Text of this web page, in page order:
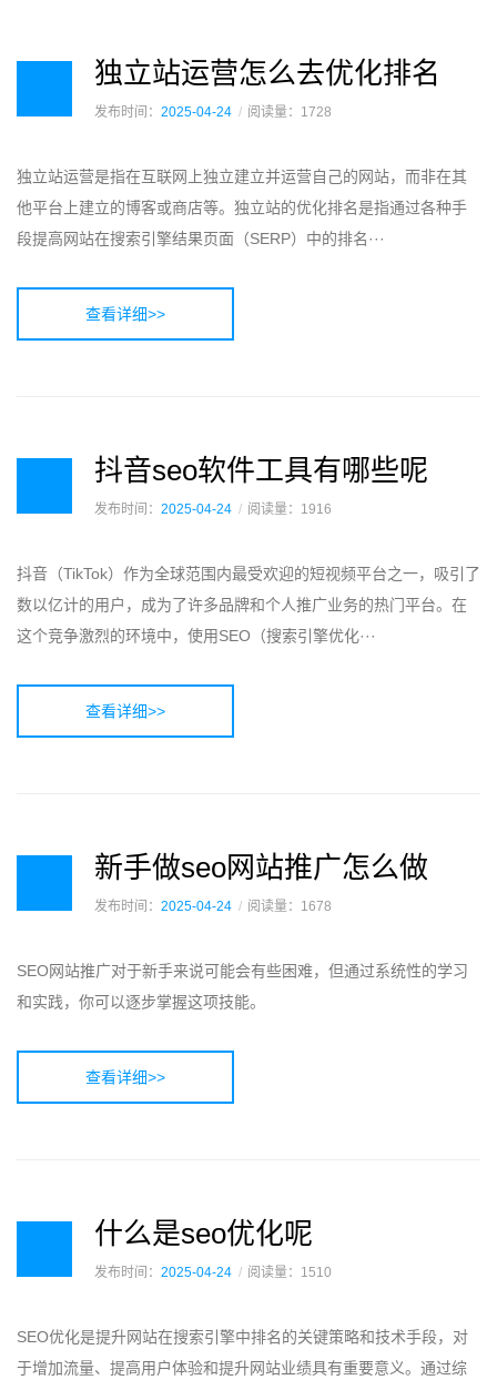
独立站运营怎么去优化排名
发布时间： 2025-04-24 阅读量：1728
独立站运营是指在互联网上独立建立并运营自己的网站，而非在其
他平台上建立的博客或商店等。独立站的优化排名是指通过各种手
段提高网站在搜索引擎结果页面（SERP）中的排名···
查看详细>>
抖音seo软件工具有哪些呢
发布时间： 2025-04-24 阅读量：1916
抖音（TikTok）作为全球范围内最受欢迎的短视频平台之一，吸引了
数以亿计的用户，成为了许多品牌和个人推广业务的热门平台。在
这个竞争激烈的环境中，使用SEO（搜索引擎优化···
查看详细>>
新手做seo网站推广怎么做
发布时间： 2025-04-24 阅读量：1678
SEO网站推广对于新手来说可能会有些困难，但通过系统性的学习
和实践，你可以逐步掌握这项技能。
查看详细>>
什么是seo优化呢
发布时间： 2025-04-24 阅读量：1510
SEO优化是提升网站在搜索引擎中排名的关键策略和技术手段，对
于增加流量、提高用户体验和提升网站业绩具有重要意义。通过综